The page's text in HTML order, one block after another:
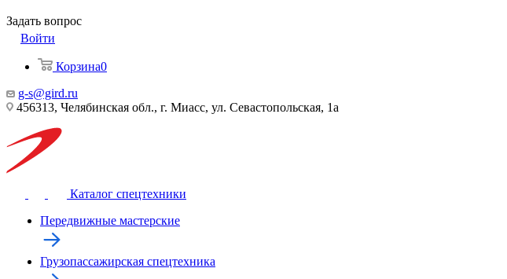
Задать вопрос
Войти
Корзина0
g-s@gird.ru
456313, Челябинская обл., г. Миасс, ул. Севастопольская, 1а
Каталог спецтехники
Передвижные мастерские
Грузопассажирская спецтехника